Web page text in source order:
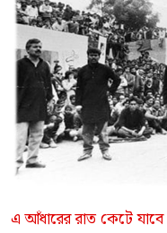
এ আঁধারের রাত কেটে যাবে